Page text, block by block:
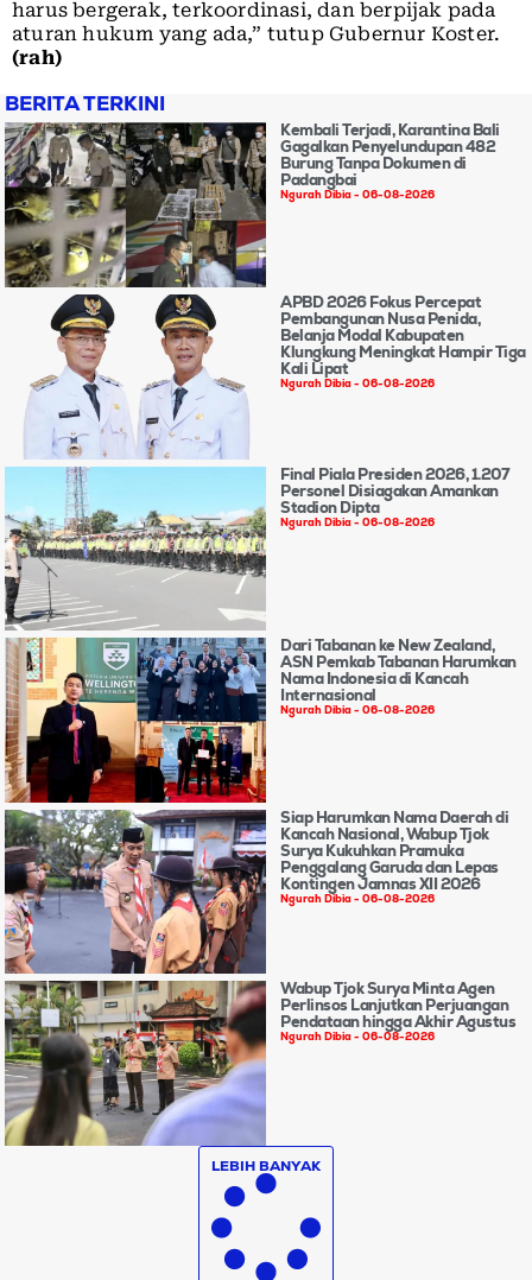
harus bergerak, terkoordinasi, dan berpijak pada
aturan hukum yang ada,” tutup Gubernur Koster.
(rah)
BERITA TERKINI
Kembali Terjadi, Karantina Bali
Gagalkan Penyelundupan 482
Burung Tanpa Dokumen di
Padangbai
Ngurah Dibia 06-08-2026
APBD 2026 Fokus Percepat
Pembangunan Nusa Penida,
Belanja Modal Kabupaten
Klungkung Meningkat Hampir Tiga
Kali Lipat
Ngurah Dibia 06-08-2026
Final Piala Presiden 2026, 1.207
Personel Disiagakan Amankan
Stadion Dipta
Ngurah Dibia 06-08-2026
Dari Tabanan ke New Zealand,
ASN Pemkab Tabanan Harumkan
Nama Indonesia di Kancah
Internasional
Ngurah Dibia 06-08-2026
Siap Harumkan Nama Daerah di
Kancah Nasional, Wabup Tjok
Surya Kukuhkan Pramuka
Penggalang Garuda dan Lepas
Kontingen Jamnas XII 2026
Ngurah Dibia 06-08-2026
Wabup Tjok Surya Minta Agen
Perlinsos Lanjutkan Perjuangan
Pendataan hingga Akhir Agustus
Ngurah Dibia 06-08-2026
LEBIH BANYAK